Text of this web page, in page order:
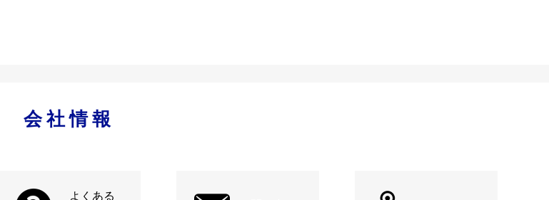
会社情報
よくある